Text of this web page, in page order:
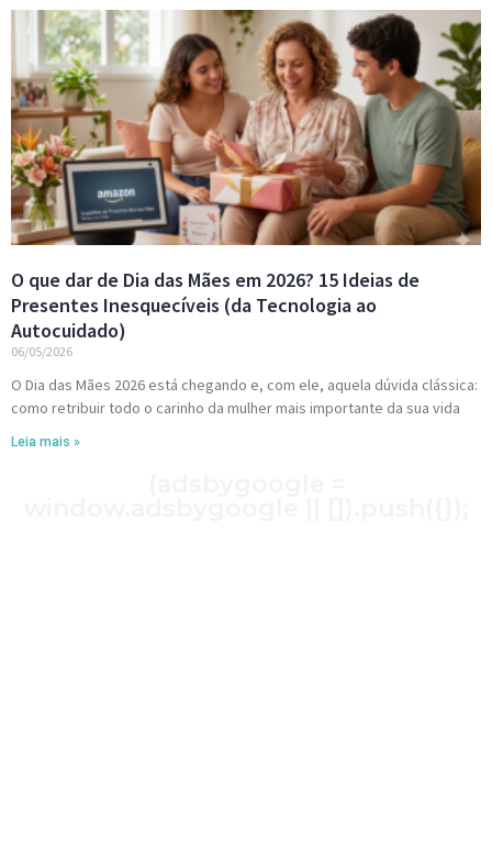
O que dar de Dia das Mães em 2026? 15 Ideias de
Presentes Inesquecíveis (da Tecnologia ao
Autocuidado)
06/05/2026
O Dia das Mães 2026 está chegando e, com ele, aquela dúvida clássica:
como retribuir todo o carinho da mulher mais importante da sua vida
Leia mais »